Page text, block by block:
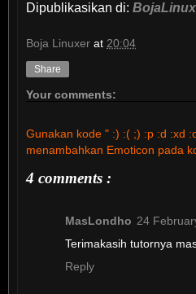
Dipublikasikan di:
Boja Linuxer at 20:04
Share
Your comments:
Gunakan kode " :) :( ;) :p :d :xd
menambahkan Emoticon pada
4 comments :
MasLondho 24
Terimakasih tutornya
Reply